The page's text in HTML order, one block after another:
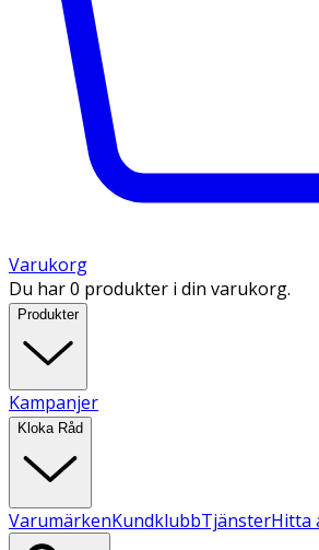
Varukorg
Du har 0 produkter i din varukorg.
Produkter
Kampanjer
Kloka Råd
VarumärkenKundklubbTjänsterHitta